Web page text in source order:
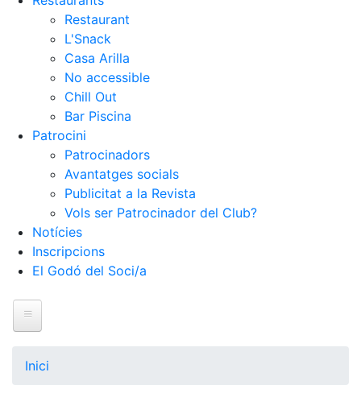
Restaurant
L'Snack
Casa Arilla
No accessible
Chill Out
Bar Piscina
Patrocini
Patrocinadors
Avantatges socials
Publicitat a la Revista
Vols ser Patrocinador del Club?
Notícies
Inscripcions
El Godó del Soci/a
Inici